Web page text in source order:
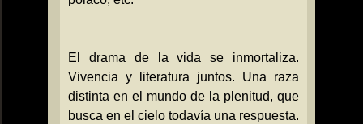
El drama de la vida se inmortaliza.
Vivencia y literatura juntos. Una raza
distinta en el mundo de la plenitud, que
busca en el cielo todavía una respuesta.